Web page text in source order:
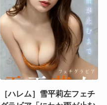
［ハレム］雪平莉左フェチ